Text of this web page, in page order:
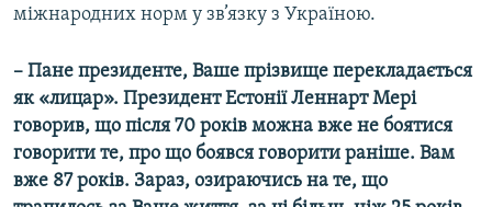
міжнародних норм у зв’язку з Україною.
– Пане президенте, Ваше прізвище перекладається
як «лицар». Президент Естонії Леннарт Мері
говорив, що після 70 років можна вже не боятися
говорити те, про що боявся говорити раніше. Вам
вже 87 років. Зараз, озираючись на те, що